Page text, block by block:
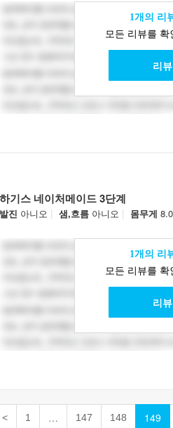
1개의 리
모든 리뷰를 확
리
하기스 네이처메이드 3단계
발진 아니오 | 샘,흐름 아니오 | 몸무게
1개의 리
모든 리뷰를 확
리
< 1 … 147 148 149